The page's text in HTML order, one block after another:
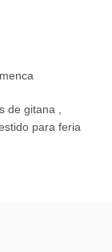
de gitana ,
para feria